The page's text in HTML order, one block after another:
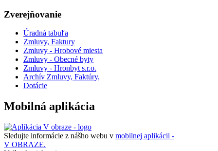
Zverejňovanie
Úradná tabuľa
Zmluvy, Faktury
Zmluvy - Hrobové miesta
Zmluvy - Obecné byty
Zmluvy - Hronbyt s.r.o.
Archív Zmluvy, Faktúry,
Dotácie
Mobilná aplikácia
Sledujte informácie z nášho webu v mobilnej aplikácii -
V OBRAZE.